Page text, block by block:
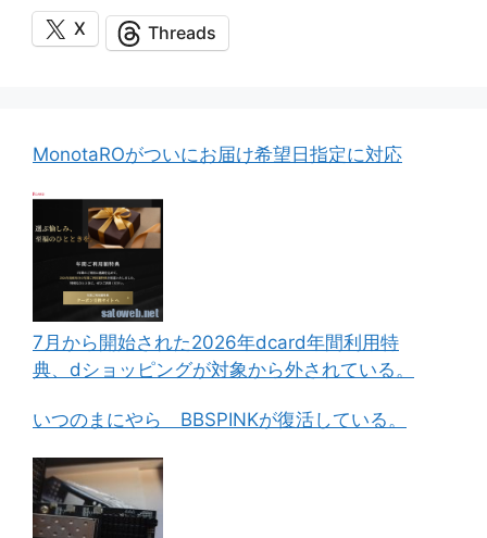
X Threads
MonotaROがついにお届け希望日指定に対応
7月から開始された2026年dcard年間利用特
典、dショッピングが対象から外されている。
いつのまにやら BBSPINKが復活している。